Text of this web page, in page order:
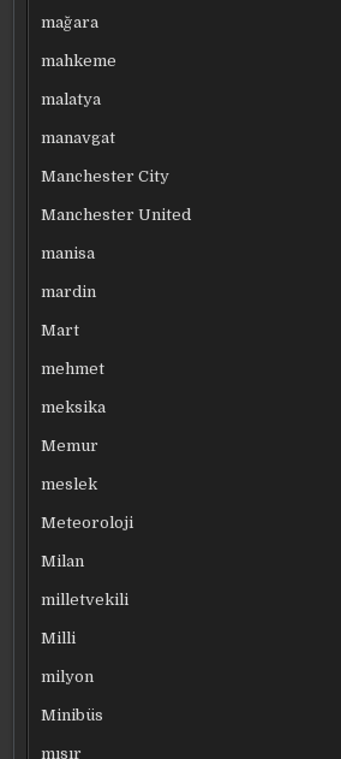
mağara
mahkeme
malatya
manavgat
Manchester City
Manchester United
manisa
mardin
Mart
mehmet
meksika
Memur
meslek
Meteoroloji
Milan
milletvekili
Milli
milyon
Minibüs
mısır